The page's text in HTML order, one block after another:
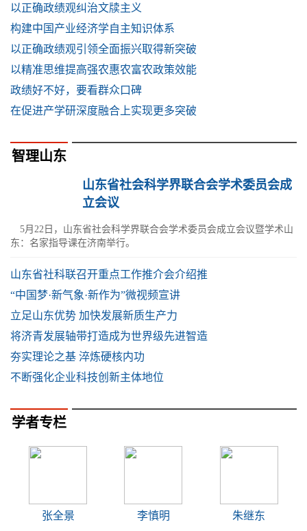
以正确政绩观纠治文牍主义
构建中国产业经济学自主知识体系
以正确政绩观引领全面振兴取得新突破
以精准思维提高强农惠农富农政策效能
政绩好不好，要看群众口碑
在促进产学研深度融合上实现更多突破
智理山东
山东省社会科学界联合会学术委员会成
立会议
5月22日，山东省社会科学界联合会学术委员会成立会议暨学术山
东：名家指导课在济南举行。
山东省社科联召开重点工作推介会介绍推
“中国梦·新气象·新作为”微视频宣讲
立足山东优势 加快发展新质生产力
将济青发展轴带打造成为世界级先进智造
夯实理论之基 淬炼硬核内功
不断强化企业科技创新主体地位
学者专栏
张全景 李慎明 朱继东